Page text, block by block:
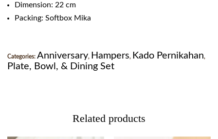
Dimension: 22 cm
Packing: Softbox Mika
Categories: Anniversary, Hampers, Kado Pernikahan,
Plate, Bowl, & Dining Set
Related products